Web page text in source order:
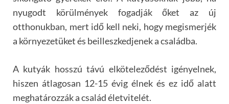
nyugodt körülmények fogadják őket az új
otthonukban, mert idő kell neki, hogy megismerjék
a környezetüket és beilleszkedjenek a családba.
A kutyák hosszú távú elköteleződést igényelnek,
hiszen átlagosan 12-15 évig élnek és ez idő alatt
meghatározzák a család életvitelét.